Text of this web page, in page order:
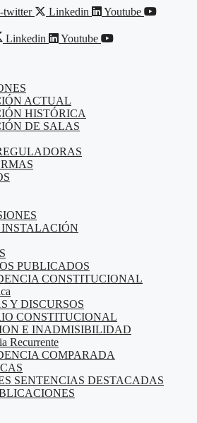
twitter Linkedin Youtube
Linkedin
Youtube
ACTUAL
HISTÓRICA
DE SALAS
PUBLICADOS
CONSTITUCIONAL
Y DISCURSOS
CONSTITUCIONAL
E INADMISIBILIDAD
Recurrente
COMPARADA
SENTENCIAS DESTACADAS